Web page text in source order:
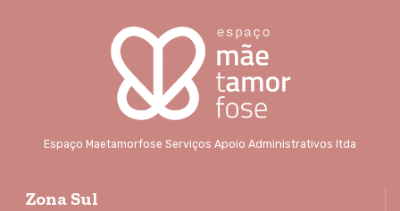
Espaço Maetamorfose Serviços Apoio Administrativos ltda
Zona Sul